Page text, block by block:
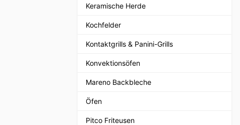
Keramische Herde
Kochfelder
Kontaktgrills & Panini-Grills
Konvektionsöfen
Mareno Backbleche
Öfen
Pitco Friteusen